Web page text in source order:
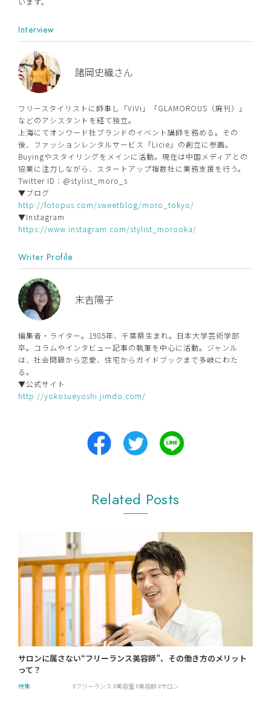
Interview
諸岡史織さん
フリースタイリストに師事し「ViVi」「GLAMOROUS（廃刊）」
などのアシスタントを経て独立。
上海にてオンワード社ブランドのイベント講師を務める。その
後、ファッションレンタルサービス「Licie」の創立に参画。
Buyingやスタイリングをメインに活動。現在は中国メディアとの
協業に注力しながら、スタートアップ複数社に業務支援を行う。
Twitter ID：@stylist_moro_s
▼ブログ
http://fotopus.com/sweetblog/moro_tokyo/
▼Instagram
https://www.instagram.com/stylist_morooka/
Writer Profile
末吉陽子
編集者・ライター。1985年、千葉県生まれ。日本大学芸術学部
卒。コラムやインタビュー記事の執筆を中心に活動。ジャンル
は、社会問題から恋愛、住宅からガイドブックまで多岐にわた
る。
▼公式サイト
http://yokosueyoshi.jimdo.com/
Related Posts
サロンに属さない“フリーランス美容師”、その働き方のメリット
って？
特集 フリーランス 美容室 美容師 サロン